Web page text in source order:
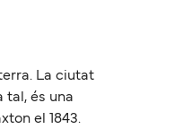
La ciutat
tal, és una
el 1843.